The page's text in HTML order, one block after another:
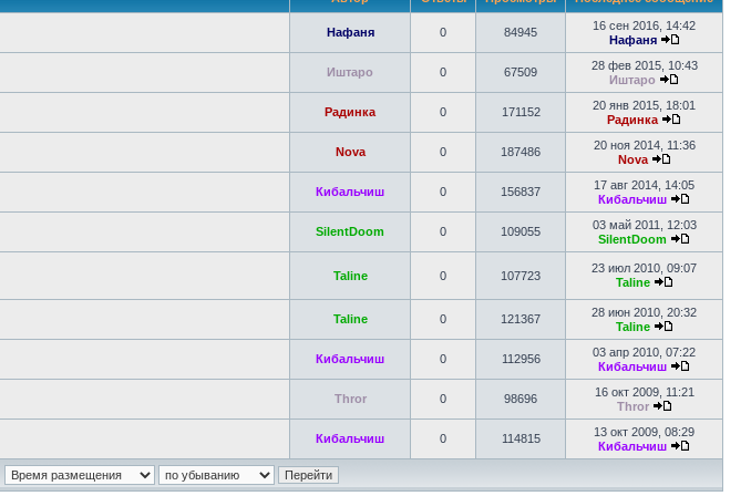
Нафаня 0 84945
16 сен 2016, 14:42
Нафаня
Иштаро 0 67509
28 фев 2015, 10:43
Иштаро
Радинка 0 171152
20 янв 2015, 18:01
Радинка
Nova 0 187486
20 ноя 2014, 11:36
Nova
Кибальчиш 0 156837
17 авг 2014, 14:05
Кибальчиш
SilentDoom 0 109055
03 май 2011, 12:03
SilentDoom
Taline 0 107723
23 июл 2010, 09:07
Taline
Taline 0 121367
28 июн 2010, 20:32
Taline
Кибальчиш 0 112956
03 апр 2010, 07:22
Кибальчиш
Thror 0 98696
16 окт 2009, 11:21
Thror
Кибальчиш 0 114815
13 окт 2009, 08:29
Кибальчиш